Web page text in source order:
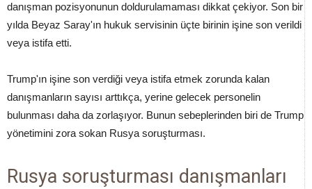
danışman pozisyonunun doldurulamaması dikkat çekiyor. Son bir
yılda Beyaz Saray'ın hukuk servisinin üçte birinin işine son verildi
veya istifa etti.
Trump'ın işine son verdiği veya istifa etmek zorunda kalan
danışmanların sayısı arttıkça, yerine gelecek personelin
bulunması daha da zorlaşıyor. Bunun sebeplerinden biri de Trump
yönetimini zora sokan Rusya soruşturması.
Rusya soruşturması danışmanları